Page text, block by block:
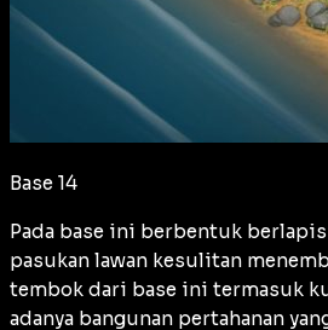
Base 14
Pada base ini berbentuk
pasukan lawan kesulitan
tembok dari base ini termasuk
adanya bangunan pertahanan